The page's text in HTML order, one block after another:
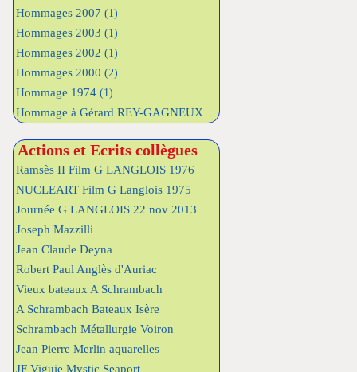
Hommages 2007 (1)
Hommages 2003 (1)
Hommages 2002 (1)
Hommages 2000 (2)
Hommage 1974 (1)
Hommage à Gérard REY-GAGNEUX
Actions et Ecrits collègues
Ramsès II Film G LANGLOIS 1976
NUCLEART Film G Langlois 1975
Journée G LANGLOIS 22 nov 2013
Joseph Mazzilli
Jean Claude Deyna
Robert Paul Anglès d'Auriac
Vieux bateaux A Schrambach
A Schrambach Bateaux Isère
Schrambach Métallurgie Voiron
Jean Pierre Merlin aquarelles
JF Viguie Mystic Seaport